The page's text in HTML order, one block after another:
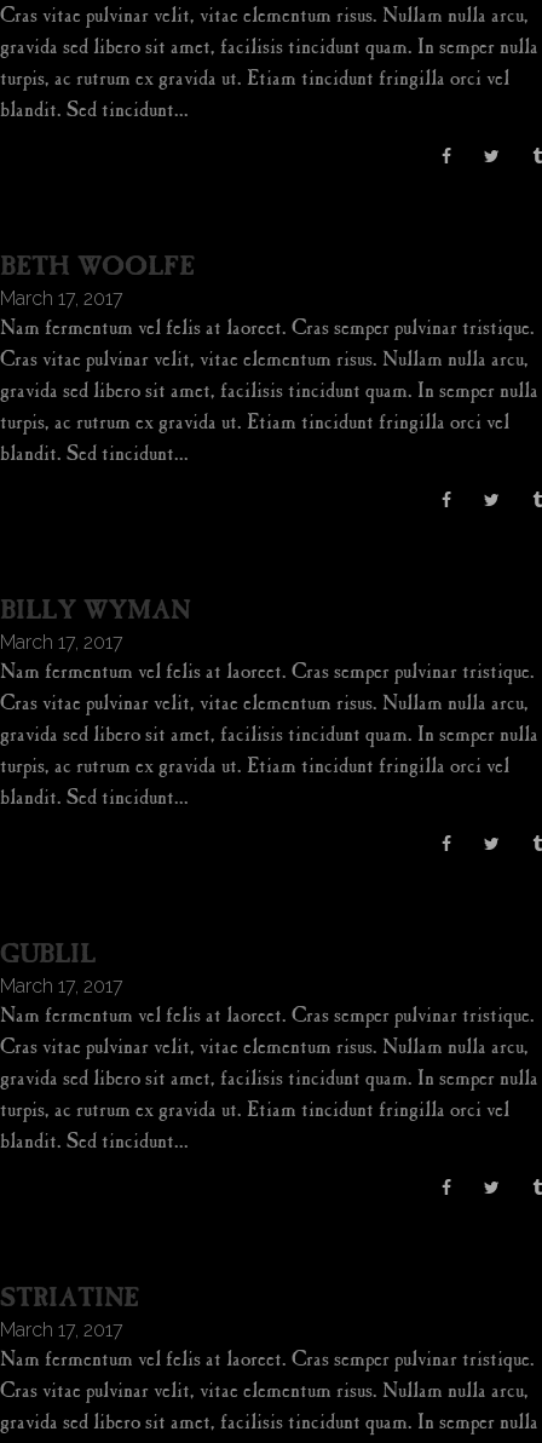
Cras vitae pulvinar velit, vitae elementum risus. Nullam nulla arcu,
gravida sed libero sit amet, facilisis tincidunt quam. In semper nulla
turpis, ac rutrum ex gravida ut. Etiam tincidunt fringilla orci vel
blandit. Sed tincidunt...
BETH WOOLFE
March 17, 2017
Nam fermentum vel felis at laoreet. Cras semper pulvinar tristique.
Cras vitae pulvinar velit, vitae elementum risus. Nullam nulla arcu,
gravida sed libero sit amet, facilisis tincidunt quam. In semper nulla
turpis, ac rutrum ex gravida ut. Etiam tincidunt fringilla orci vel
blandit. Sed tincidunt...
BILLY WYMAN
March 17, 2017
Nam fermentum vel felis at laoreet. Cras semper pulvinar tristique.
Cras vitae pulvinar velit, vitae elementum risus. Nullam nulla arcu,
gravida sed libero sit amet, facilisis tincidunt quam. In semper nulla
turpis, ac rutrum ex gravida ut. Etiam tincidunt fringilla orci vel
blandit. Sed tincidunt...
GUBLIL
March 17, 2017
Nam fermentum vel felis at laoreet. Cras semper pulvinar tristique.
Cras vitae pulvinar velit, vitae elementum risus. Nullam nulla arcu,
gravida sed libero sit amet, facilisis tincidunt quam. In semper nulla
turpis, ac rutrum ex gravida ut. Etiam tincidunt fringilla orci vel
blandit. Sed tincidunt...
STRIATINE
March 17, 2017
Nam fermentum vel felis at laoreet. Cras semper pulvinar tristique.
Cras vitae pulvinar velit, vitae elementum risus. Nullam nulla arcu,
gravida sed libero sit amet, facilisis tincidunt quam. In semper nulla